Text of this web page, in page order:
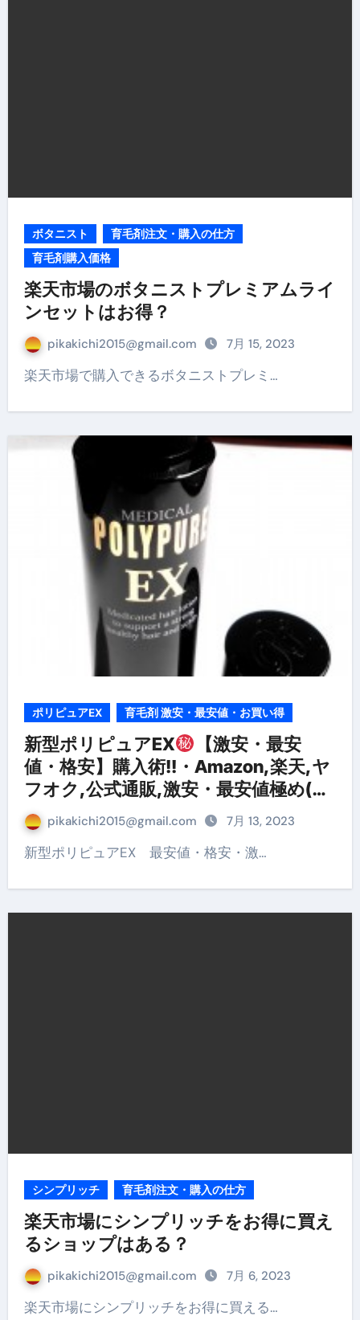
ボタニスト
育毛剤注文・購入の仕方
育毛剤購入価格
楽天市場のボタニストプレミアムライ
ンセットはお得？
pikakichi2015@gmail.com 7月 15, 2023
楽天市場で購入できるボタニストプレミ…
ポリピュアEX 育毛剤 激安・最安値・お買い得
新型ポリピュアEX
【激安・最安
値・格安】購入術!!・Amazon,楽天,ヤ
フオク,公式通販,激安・最安値極め(解
約,返金含め)お得購入する秘訣!
pikakichi2015@gmail.com 7月 13, 2023
新型ポリピュアEX 最安値・格安・激…
シンプリッチ 育毛剤注文・購入の仕方
楽天市場にシンプリッチをお得に買え
るショップはある？
pikakichi2015@gmail.com 7月 6, 2023
楽天市場にシンプリッチをお得に買える…